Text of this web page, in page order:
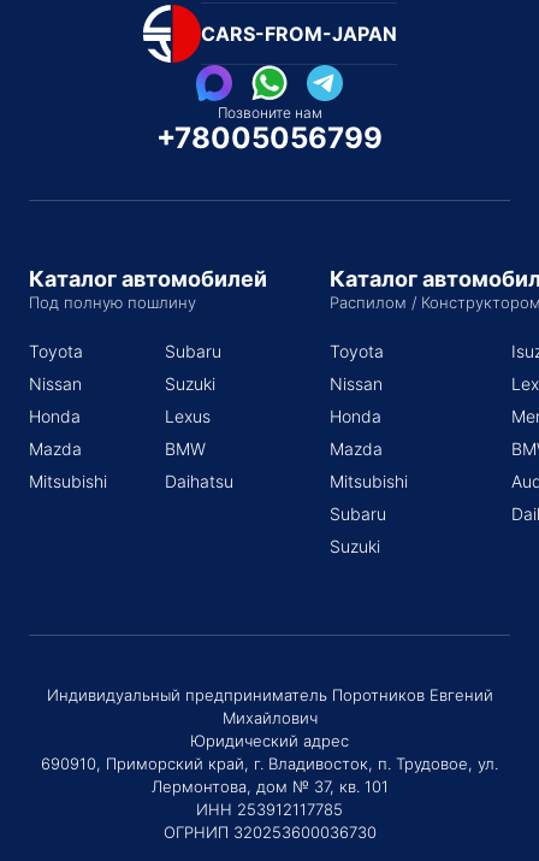
CARS-FROM-JAPAN
Позвоните нам
+78005056799
Каталог автомобилей
Под полную пошлину
Toyota
Nissan
Honda
Mazda
Mitsubishi
Subaru
Suzuki
Lexus
BMW
Daihatsu
Каталог
Распилом /
Toyota
Nissan
Honda
Mazda
Mitsubishi
Subaru
Suzuki
Индивидуальный предприниматель Поротников Евгений
Михайлович
Юридический адрес
690910, Приморский край, г. Владивосток, п. Трудовое, ул.
Лермонтова, дом № 37, кв. 101
ИНН 253912117785
ОГРНИП 320253600036730